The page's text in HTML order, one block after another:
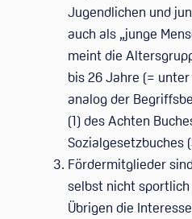
Jugendlichen und
auch als „junge
meint die
bis 26 Jahre (=
analog der
(1) des Achten
Sozialgesetzbuches
Fördermitglieder
selbst nicht
Übrigen die